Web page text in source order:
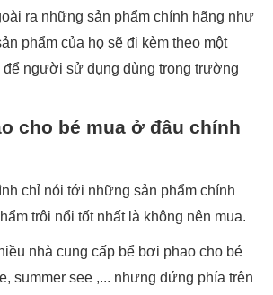
ra những sản phẩm chính hãng như
phẩm của họ sẽ đi kèm theo một
để người sử dụng dùng trong trường
cho bé mua ở đâu chính
chỉ nói tới những sản phẩm chính
trôi nổi tốt nhất là không nên mua.
nhà cung cấp bể bơi phao cho bé
summer see ,... nhưng đứng phía trên